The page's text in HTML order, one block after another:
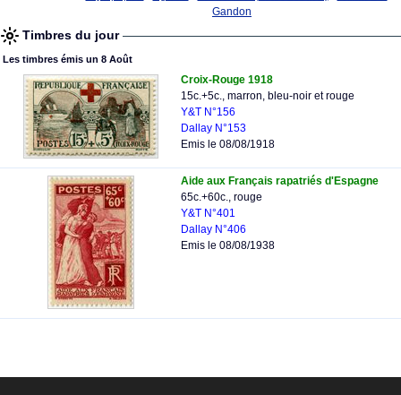
Gandon
Timbres du jour
Les timbres émis un 8 Août
Croix-Rouge 1918
15c.+5c., marron, bleu-noir et rouge
Y&T N°156
Dallay N°153
Emis le 08/08/1918
Aide aux Français rapatriés d'Espagne
65c.+60c., rouge
Y&T N°401
Dallay N°406
Emis le 08/08/1938